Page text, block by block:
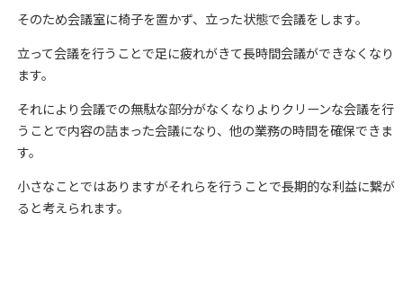
そのため会議室に椅子を置かず、立った状態で会議をします。
立って会議を行うことで足に疲れがきて長時間会議ができなくなり
ます。
それにより会議での無駄な部分がなくなりよりクリーンな会議を行
うことで内容の詰まった会議になり、他の業務の時間を確保できま
す。
小さなことではありますがそれらを行うことで長期的な利益に繋が
ると考えられます。